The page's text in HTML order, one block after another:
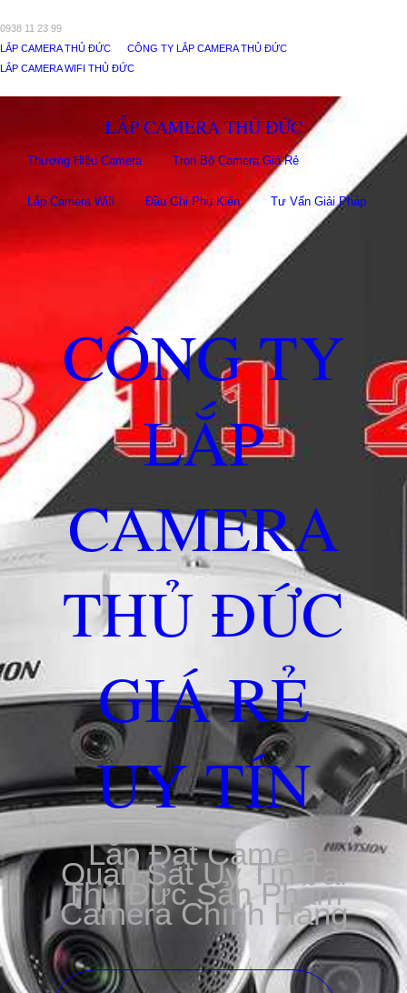
0938 11 23 99
LẮP CAMERA THỦ ĐỨC
CÔNG TY LẮP CAMERA THỦ ĐỨC
LẮP CAMERA WIFI THỦ ĐỨC
LẮP CAMERA THỦ ĐỨC
Thương Hiệu Camera Trọn Bộ Camera Giá Rẻ
Lắp Camera Wifi Đầu Ghi Phụ Kiên Tư Vấn Giải Pháp
CÔNG TY
LẮP
CAMERA
THỦ ĐỨC
GIÁ RẺ
UY TÍN
Lắp Đặt Camera
Quan Sát Uy Tín Tại
Thủ Đức Sản Phẩm
Camera Chính Hãng